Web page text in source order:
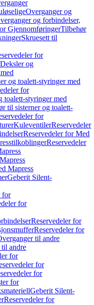
Overganger og
og forbindelser,
GjennomføringerTilbehør
Skruesett til
for
Deksler og
og toalett-styringer med
for
toalett-styringer med
til sisterner og toalett-
for
KuleventilerReservedeler
Reservedeler for Med
Reservedeler
Mapress
Geberit Silent-
for
for
Reservedeler for
Reservedeler for
til andre
andre
for
for
for
for
Geberit Silent-
Reservedeler for